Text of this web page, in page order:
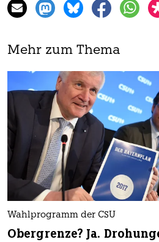
Mehr zum Thema
Wahlprogramm der CSU
Obergrenze? Ja.